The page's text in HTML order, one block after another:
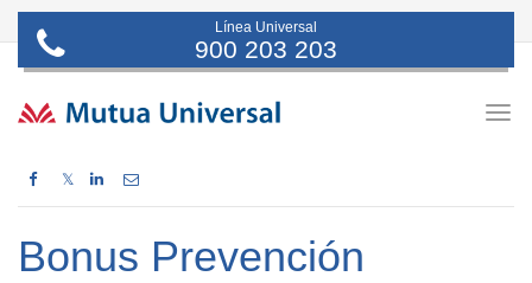
Línea Universal
900 203 203
𝕏
Bonus Prevención